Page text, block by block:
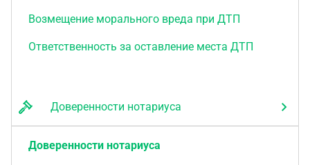
Возмещение морального вреда при ДТП
Ответственность за оставление места ДТП
Доверенности нотариуса
Доверенности нотариуса